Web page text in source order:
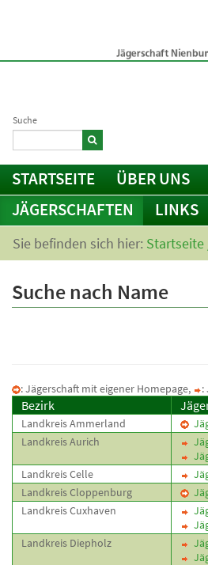
Suche
STARTSEITE ÜBER UNS
JÄGERSCHAFTEN
LINKS
Sie befinden sich hier: Startseite
Suche nach Name
: Jägerschaft mit eigener Homepage, :
Bezirk
Landkreis Ammerland
Landkreis Aurich
Landkreis Celle
Landkreis Cloppenburg
Landkreis Cuxhaven
Landkreis Diepholz